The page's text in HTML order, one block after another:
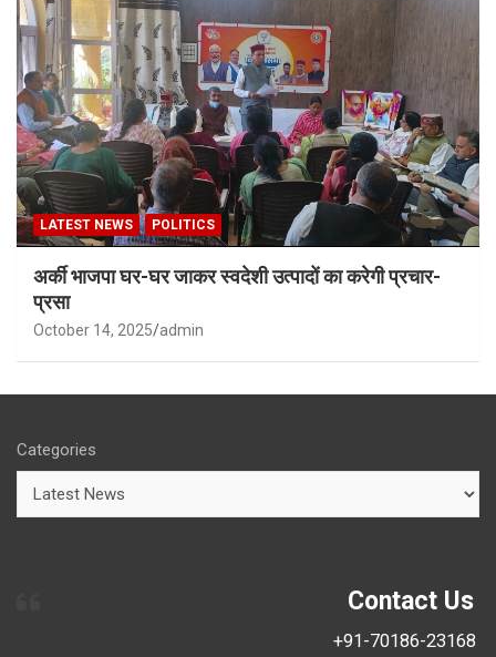
LATEST NEWS POLITICS
अर्की भाजपा घर-घर जाकर स्वदेशी उत्पादों का करेगी प्रचार-
प्रसा
October 14, 2025 admin
Categories
Contact Us
+91-70186-23168